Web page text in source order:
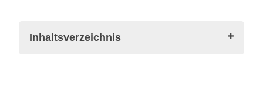
Inhaltsverzeichnis